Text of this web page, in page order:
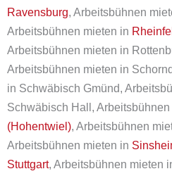
Ravensburg, Arbeitsbühnen
Arbeitsbühnen mieten in
Arbeitsbühnen mieten in
Arbeitsbühnen mieten in
in Schwäbisch Gmünd,
Schwäbisch Hall, Arbeitsbühnen
(Hohentwiel), Arbeitsbühnen
Arbeitsbühnen mieten in
Stuttgart, Arbeitsbühnen mieten